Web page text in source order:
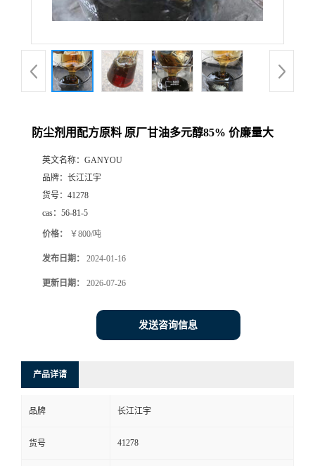
防尘剂用配方原料 原厂甘油多元醇85% 价廉量大
英文名称： GANYOU
品牌： 长江江宇
货号： 41278
cas： 56-81-5
价格： ￥800/吨
发布日期： 2024-01-16
更新日期： 2026-07-26
发送咨询信息
产品详请
品牌 长江江宇
货号 41278